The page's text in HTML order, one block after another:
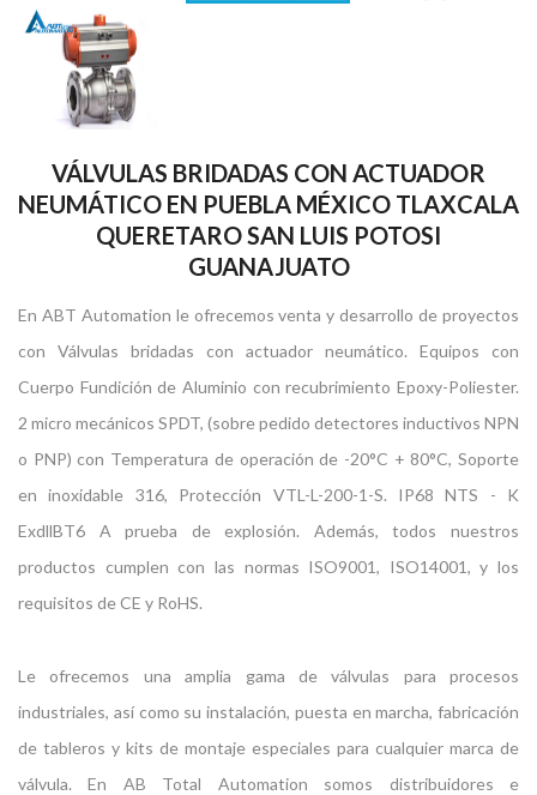
VÁLVULAS BRIDADAS CON ACTUADOR
NEUMÁTICO EN PUEBLA MÉXICO TLAXCALA
QUERETARO SAN LUIS POTOSI
GUANAJUATO
En ABT Automation le ofrecemos venta y desarrollo de proyectos
con Válvulas bridadas con actuador neumático. Equipos con
Cuerpo Fundición de Aluminio con recubrimiento Epoxy-Poliester.
2 micro mecánicos SPDT, (sobre pedido detectores inductivos NPN
o PNP) con Temperatura de operación de -20°C + 80°C, Soporte
en inoxidable 316, Protección VTL-L-200-1-S. IP68 NTS - K
ExdllBT6 A prueba de explosión. Además, todos nuestros
productos cumplen con las normas ISO9001, ISO14001, y los
requisitos de CE y RoHS.
Le ofrecemos una amplia gama de válvulas para procesos
industriales, así como su instalación, puesta en marcha, fabricación
de tableros y kits de montaje especiales para cualquier marca de
válvula. En AB Total Automation somos distribuidores e